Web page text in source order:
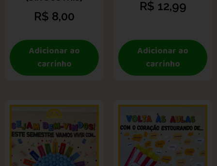
R$ 8,00
Adicionar ao
carrinho
R$ 12,99
Adicionar ao
carrinho